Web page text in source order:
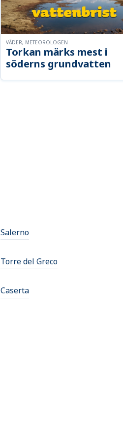
Torkan märks mest i
söderns grundvatten
VÄDER, METEOROLOGEN
Salerno
Torre del Greco
Caserta